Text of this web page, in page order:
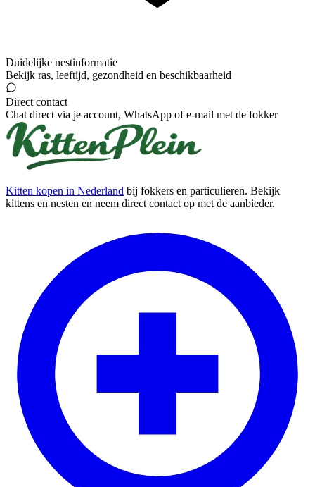
Duidelijke nestinformatie
Bekijk ras, leeftijd, gezondheid en beschikbaarheid
Direct contact
Chat direct via je account, WhatsApp of e-mail met de fokker
Kitten kopen in Nederland bij fokkers en particulieren. Bekijk
kittens en nesten en neem direct contact op met de aanbieder.